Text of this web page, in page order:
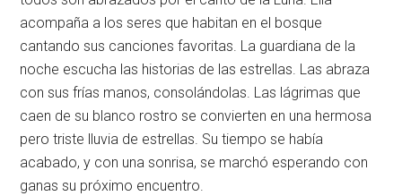
acompaña a los seres que habitan en el bosque
cantando sus canciones favoritas. La guardiana de la
noche escucha las historias de las estrellas. Las abraza
con sus frías manos, consolándolas. Las lágrimas que
caen de su blanco rostro se convierten en una hermosa
pero triste lluvia de estrellas. Su tiempo se había
acabado, y con una sonrisa, se marchó esperando con
ganas su próximo encuentro.